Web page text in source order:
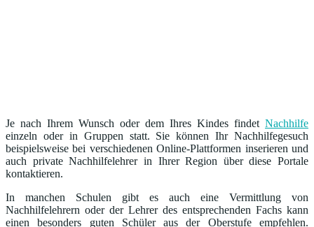
Je nach Ihrem Wunsch oder dem Ihres Kindes findet Nachhilfe
einzeln oder in Gruppen statt. Sie können Ihr Nachhilfegesuch
beispielsweise bei verschiedenen Online-Plattformen inserieren und
auch private Nachhilfelehrer in Ihrer Region über diese Portale
kontaktieren.
In manchen Schulen gibt es auch eine Vermittlung von
Nachhilfelehrern oder der Lehrer des entsprechenden Fachs kann
einen besonders guten Schüler aus der Oberstufe empfehlen.